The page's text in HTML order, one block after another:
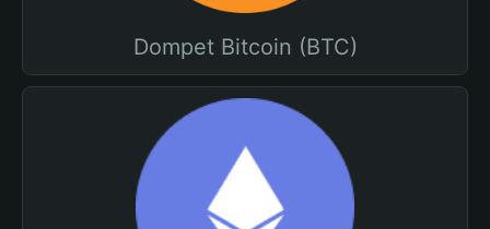
Dompet Bitcoin (BTC)